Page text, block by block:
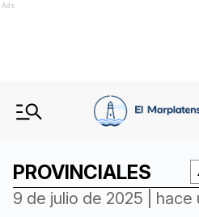
Ads
PROVINCIALES
9 de julio de 2025 | hace